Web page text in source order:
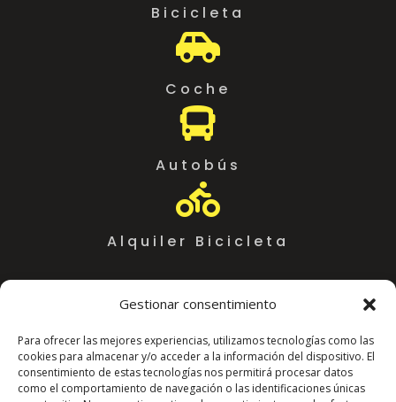
Gestionar consentimiento
Para ofrecer las mejores experiencias, utilizamos tecnologías como las
cookies para almacenar y/o acceder a la información del dispositivo. El
consentimiento de estas tecnologías nos permitirá procesar datos
como el comportamiento de navegación o las identificaciones únicas
Bicicleta

Coche

Autobús

Alquiler Bicicleta